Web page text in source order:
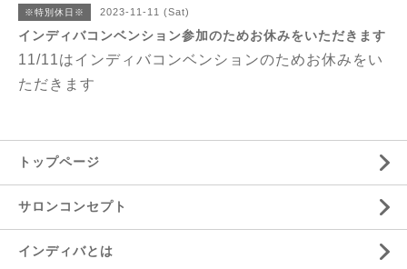
※特別休日※ 2023-11-11 (Sat)
インディバコンベンション参加のためお休みをいただきます
11/11はインディバコンベンションのためお休みをい
ただきます
トップページ
サロンコンセプト
インディバとは